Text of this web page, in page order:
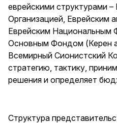
еврейскими структурами
Организацией, Еврейским
Еврейским Национальным
Основным Фондом (Керен
Всемирный Сионистский
стратегию, тактику,
решения и определяет
Структура